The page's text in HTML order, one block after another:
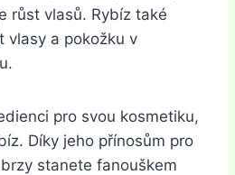
růst vlasů. Rybíz také
vlasy a pokožku v
pro svou kosmetiku,
Díky jeho přínosům pro
stanete fanouškem